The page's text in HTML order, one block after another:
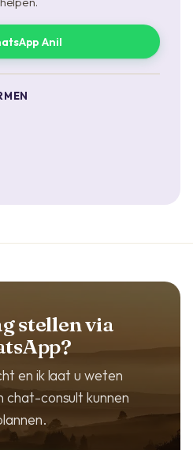
Anil
stellen via
en ik laat u weten
chat-consult kunnen